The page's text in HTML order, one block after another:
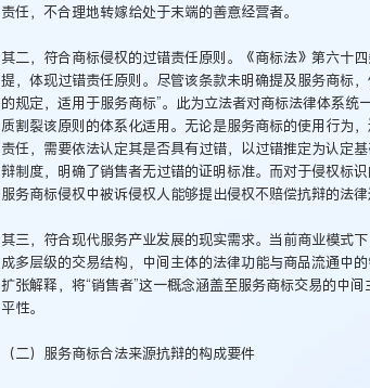
责任，不合理地转嫁给处于末端的善意经营者。
其二，符合商标侵权的过错责任原则。《商标法》第六十
提，体现过错责任原则。尽管该条款未明确提及服务商标
的规定，适用于服务商标”。此为立法者对商标法律体系
质割裂该原则的体系化适用。无论是服务商标的使用行为
责任，需要依法认定其是否具有过错，以过错推定为认定
辩制度，明确了销售者无过错的证明标准。而对于侵权标
服务商标侵权中被诉侵权人能够提出侵权不赔偿抗辩的法律
其三，符合现代服务产业发展的现实需求。当前商业模式
成多层级的交易结构，中间主体的法律功能与商品流通中
扩张解释，将“销售者”这一概念涵盖至服务商标交易的中
平性。
（二）服务商标合法来源抗辩的构成要件